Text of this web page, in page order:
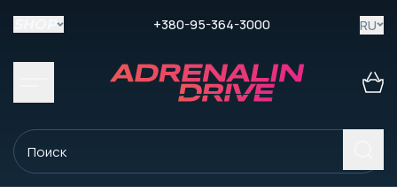
+380-95-364-3000 RU